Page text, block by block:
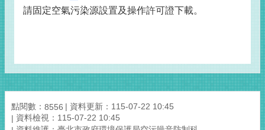
請固定空氣污染源設置及操作許可證下載。
點閱數： 8556
資料更新：115-07-22 10:45
資料檢視：115-07-22 10:45